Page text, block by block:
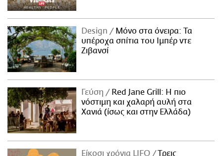
Design
Μόνο στα όνειρα: Τα
υπέροχα σπίτια του Ιμπέρ ντε
Ζιβανσί
Γεύση
Red Jane Grill: Η πιο
νόστιμη και χαλαρή αυλή στα
Χανιά (ίσως και στην Ελλάδα)
Είκοσι χρόνια LIFO
Tρεις